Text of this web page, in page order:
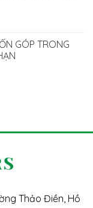
GÓP TRONG
Thảo Điền, Hồ